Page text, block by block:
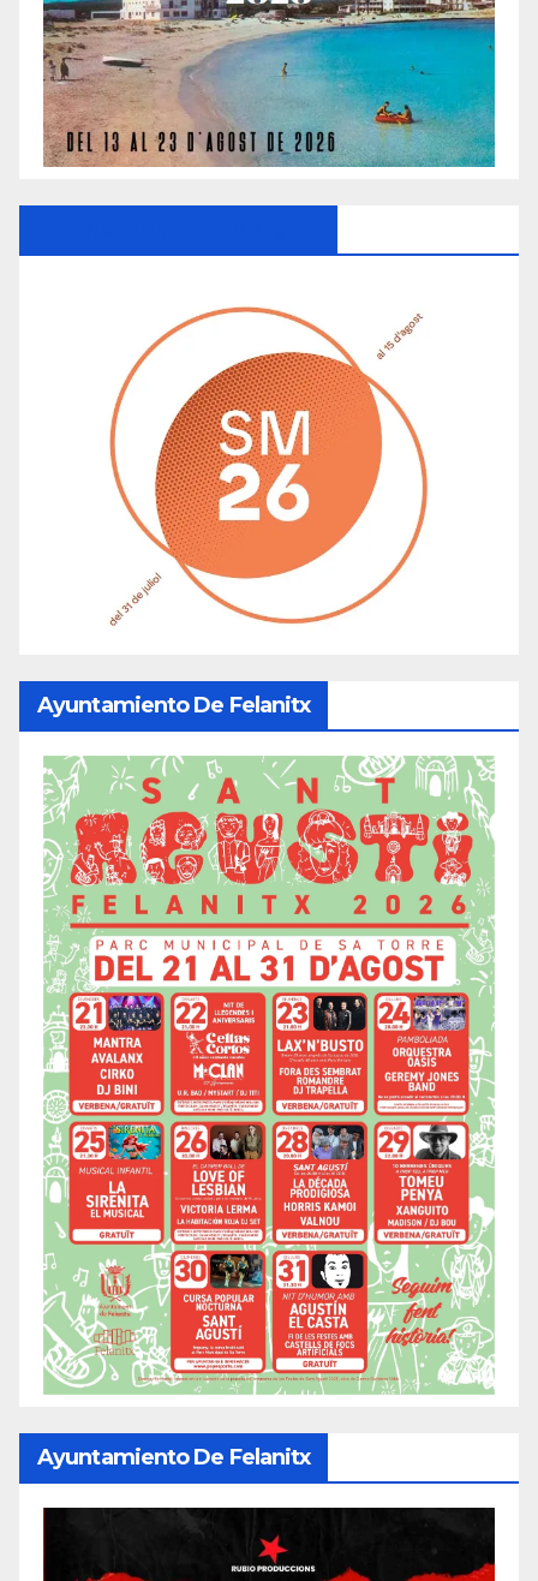
Ayuntamiento De Felanitx
Ayuntamiento De Felanitx